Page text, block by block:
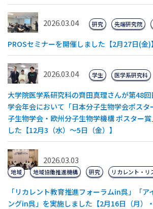
2026.03.04
PROSセミナーを開催しました【2月27日(金)】
研究 先端研究院
2026.03.04
大学院医学系研究科の齊田真理さんが第48
学会年会において「日本分子生物学会ポスタ
子生物学会・欧州分子生物学機構 ポスター
した【12月3（水）～5日（金）】
学生 医学系研究科
2026.03.03
「リカレント教育推進フォーラムin呉」「ア
ングin呉」を実施しました【2月16日（月）
地域 地域協働推進機構 研究 リカレント・リ